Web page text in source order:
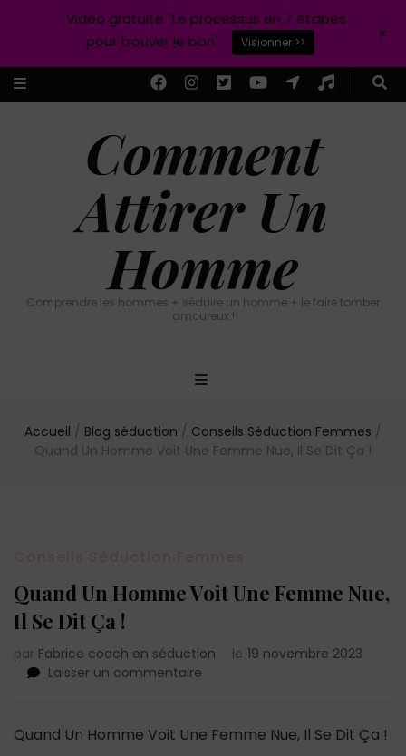
Comment
Attirer Un
Homme
Comprendre les hommes + séduire un homme + le faire tomber
amoureux !
Accueil / Blog séduction / Conseils Séduction Femmes /
Quand Un Homme Voit Une Femme Nue, Il Se Dit Ça !
Quand Un Homme Voit Une Femme Nue,
Il Se Dit Ça !
par Fabrice coach en séduction le 19 novembre 2023
Laisser un commentaire
Homme
Quand Un Homme Voit Une Femme Nue, Il Se Dit Ça !
Vidéo gratuite "Le processus en 7 étapes
pour trouver le bon"
Visionner >> +